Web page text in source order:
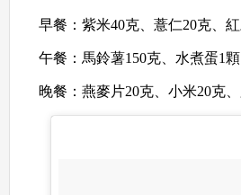
早餐： 紫米40克、薏仁20克、
午餐： 馬鈴薯150克、水煮蛋1
晚餐： 燕麥片20克、小米20克